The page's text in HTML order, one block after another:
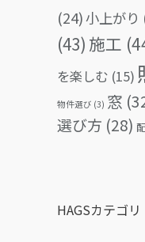
(24)小上がり
(43) 施工
を楽しむ (15)
物件選び (3) 窓
選び方 (28)
HAGSカテゴリ